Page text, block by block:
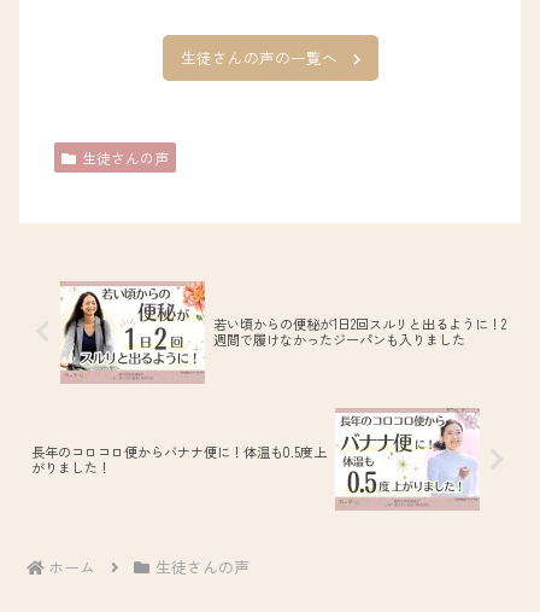
生徒さんの声の一覧へ
生徒さんの声
若い頃からの便秘が1日2回スルリと出るように！2
週間で履けなかったジーパンも入りました
長年のコロコロ便からバナナ便に！体温も0.5度上
がりました！
ホーム 生徒さんの声